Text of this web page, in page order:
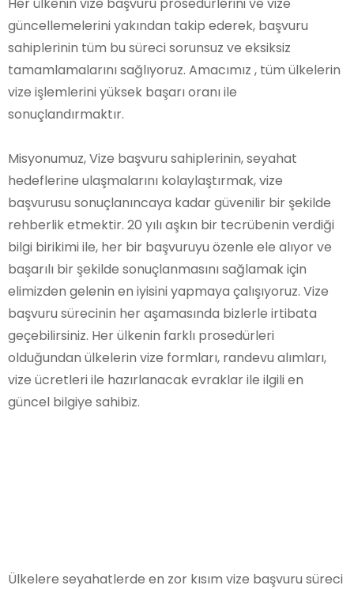
güncellemelerini yakından takip ederek, başvuru
sahiplerinin tüm bu süreci sorunsuz ve eksiksiz
tamamlamalarını sağlıyoruz. Amacımız , tüm ülkelerin
vize işlemlerini yüksek başarı oranı ile
sonuçlandırmaktır.
Misyonumuz, Vize başvuru sahiplerinin, seyahat
hedeflerine ulaşmalarını kolaylaştırmak, vize
başvurusu sonuçlanıncaya kadar güvenilir bir şekilde
rehberlik etmektir. 20 yılı aşkın bir tecrübenin verdiği
bilgi birikimi ile, her bir başvuruyu özenle ele alıyor ve
başarılı bir şekilde sonuçlanmasını sağlamak için
elimizden gelenin en iyisini yapmaya çalışıyoruz. Vize
başvuru sürecinin her aşamasında bizlerle irtibata
geçebilirsiniz. Her ülkenin farklı prosedürleri
olduğundan ülkelerin vize formları, randevu alımları,
vize ücretleri ile hazırlanacak evraklar ile ilgili en
güncel bilgiye sahibiz.
Ülkelere seyahatlerde en zor kısım vize başvuru süreci